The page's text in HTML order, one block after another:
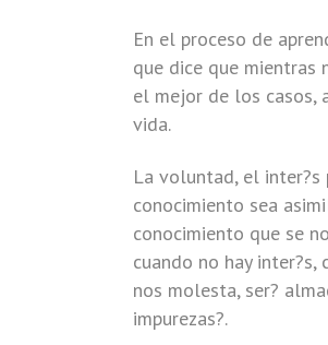
En el proceso de
que dice que mientras
el mejor de los casos,
vida.
La voluntad, el
conocimiento sea
conocimiento que se
cuando no hay inter?s,
nos molesta, ser?
impurezas?.